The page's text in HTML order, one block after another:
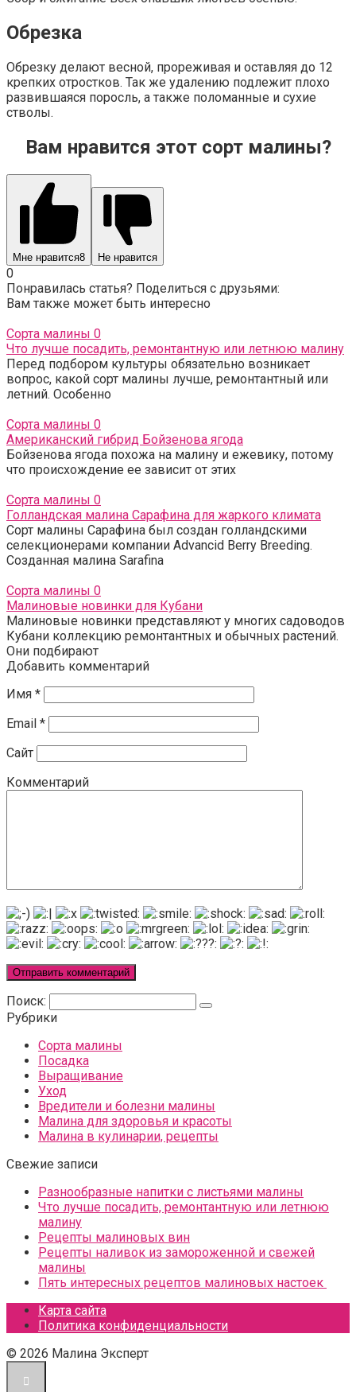
Обрезка
Обрезку делают весной, прореживая и оставляя до 12
крепких отростков. Так же удалению подлежит плохо
развившаяся поросль, а также поломанные и сухие
стволы.
Вам нравится этот сорт малины?
Мне нравится8 Не нравится
0
Понравилась статья? Поделиться с друзьями:
Вам также может быть интересно
Сорта малины 0
Что лучше посадить, ремонтантную или летнюю малину
Перед подбором культуры обязательно возникает
вопрос, какой сорт малины лучше, ремонтантный или
летний. Особенно
Сорта малины 0
Американский гибрид Бойзенова ягода
Бойзенова ягода похожа на малину и ежевику, потому
что происхождение ее зависит от этих
Сорта малины 0
Голландская малина Сарафина для жаркого климата
Сорт малины Сарафина был создан голландскими
селекционерами компании Advancid Berry Breeding.
Созданная малина Sarafina
Сорта малины 0
Малиновые новинки для Кубани
Малиновые новинки представляют у многих садоводов
Кубани коллекцию ремонтантных и обычных растений.
Они подбирают
Добавить комментарий
Имя *
Email *
Сайт
Комментарий
Поиск:
Рубрики
Сорта малины
Посадка
Выращивание
Уход
Вредители и болезни малины
Малина для здоровья и красоты
Малина в кулинарии, рецепты
Свежие записи
Разнообразные напитки с листьями малины
Что лучше посадить, ремонтантную или летнюю
малину
Рецепты малиновых вин
Рецепты наливок из замороженной и свежей
малины
Пять интересных рецептов малиновых настоек
Карта сайта
Политика конфиденциальности
© 2026 Малина Эксперт